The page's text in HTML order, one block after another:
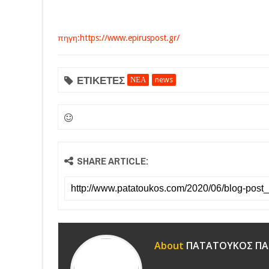
πηγη:https://www.epiruspost.gr/
ΕΤΙΚΕΤΕΣ ΝΕΑ news
SHARE ARTICLE:
About ΠΑΤΑΤΟΥΚΟΣ